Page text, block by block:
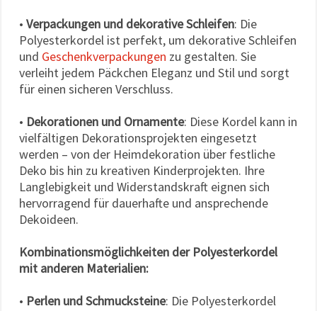
• Verpackungen und dekorative Schleifen: Die
Polyesterkordel ist perfekt, um dekorative Schleifen
und Geschenkverpackungen zu gestalten. Sie
verleiht jedem Päckchen Eleganz und Stil und sorgt
für einen sicheren Verschluss.
• Dekorationen und Ornamente: Diese Kordel kann in
vielfältigen Dekorationsprojekten eingesetzt
werden – von der Heimdekoration über festliche
Deko bis hin zu kreativen Kinderprojekten. Ihre
Langlebigkeit und Widerstandskraft eignen sich
hervorragend für dauerhafte und ansprechende
Dekoideen.
Kombinationsmöglichkeiten der Polyesterkordel
mit anderen Materialien:
• Perlen und Schmucksteine: Die Polyesterkordel